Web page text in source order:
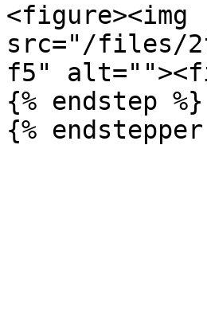
<figure><img
src="/files/
f5"
{% endstep %}